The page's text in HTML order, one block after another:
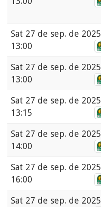
Sat 27 de sep. de 2025
13:00
Sat 27 de sep. de 2025
13:00
Sat 27 de sep. de 2025
13:15
Sat 27 de sep. de 2025
14:00
Sat 27 de sep. de 2025
16:00
Sat 27 de sep. de 2025